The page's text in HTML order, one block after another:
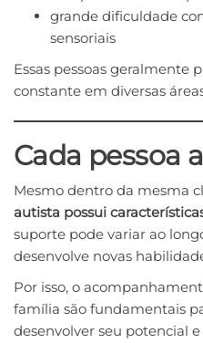
grande dificuldade
sensoriais
Essas pessoas geralmente
constante em diversas
Cada pessoa
Mesmo dentro da mesma
autista possui
suporte pode variar ao
desenvolve novas
Por isso, o
família são fundamentais
desenvolver seu potencial